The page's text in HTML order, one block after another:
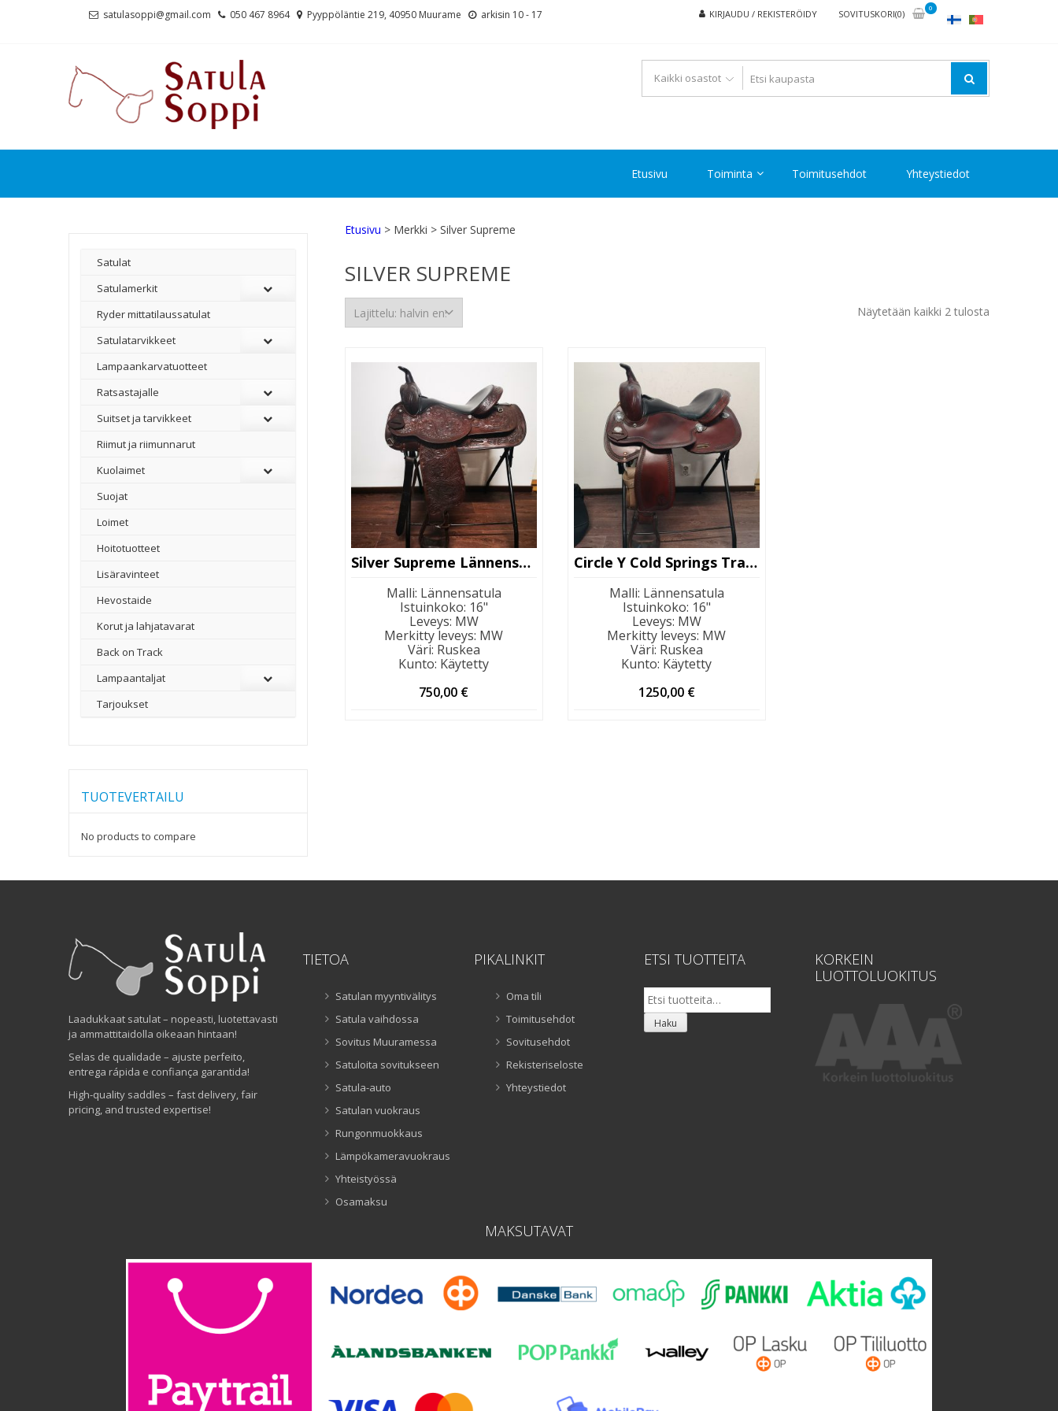
satulasoppi@gmail.com 050 467 8964 Pyyppöläntie 219, 40950 Muurame arkisin 10 - 17 KIRJAUDU / REKISTERÖIDY SOVITUSKORI(0)
0
Etusivu Toiminta Toimitusehdot Yhteystiedot
Etusivu > Merkki > Silver Supreme
SILVER SUPREME
Näytetään kaikki 2 tulosta
Silver Supreme Lännensatula
Malli: Lännensatula
Istuinkoko: 16"
Leveys: MW
Merkitty leveys: MW
Väri: Ruskea
Kunto: Käytetty
750,00 €
Circle Y Cold Springs Trail Lännensatula
Malli: Lännensatula
Istuinkoko: 16"
Leveys: MW
Merkitty leveys: MW
Väri: Ruskea
Kunto: Käytetty
1250,00 €
Satulat
Satulamerkit
Ryder mittatilaussatulat
Satulatarvikkeet
–
Lampaankarvatuotteet
Ratsastajalle
Suitset ja tarvikkeet
Riimut ja riimunnarut
Kuolaimet
Suojat
Loimet
Hoitotuotteet
Lisäravinteet
Hevostaide
Korut ja lahjatavarat
Back on Track
Lampaantaljat
Tarjoukset
TUOTEVERTAILU
No products to compare
Laadukkaat satulat – nopeasti, luotettavasti
ja ammattitaidolla oikeaan hintaan!
Selas de qualidade – ajuste perfeito,
entrega rápida e confiança garantida!
High-quality saddles – fast delivery, fair
pricing, and trusted expertise!
TIETOA
Satulan myyntivälitys
Satula vaihdossa
Sovitus Muuramessa
Satuloita sovitukseen
Satula-auto
Satulan vuokraus
Rungonmuokkaus
Lämpökameravuokraus
Yhteistyössä
Osamaksu
PIKALINKIT
Oma tili
Toimitusehdot
Sovitusehdot
Rekisteriseloste
Yhteystiedot
ETSI TUOTTEITA
Etsi:
Haku
KORKEIN
LUOTTOLUOKITUS
MAKSUTAVAT